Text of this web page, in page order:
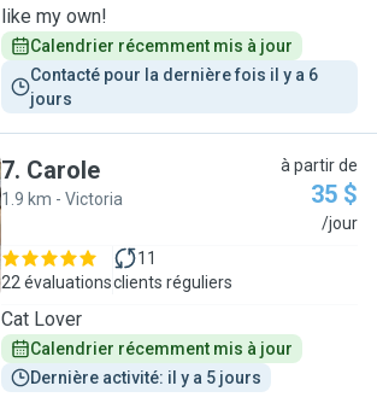
like my own!
Calendrier récemment mis à jour
Contacté pour la dernière fois il y a 6
jours
7. Carole
1.9 km - Victoria
à partir de
35 $
/jour
22 évaluations
11
clients réguliers
Cat Lover
Calendrier récemment mis à jour
Dernière activité: il y a 5 jours